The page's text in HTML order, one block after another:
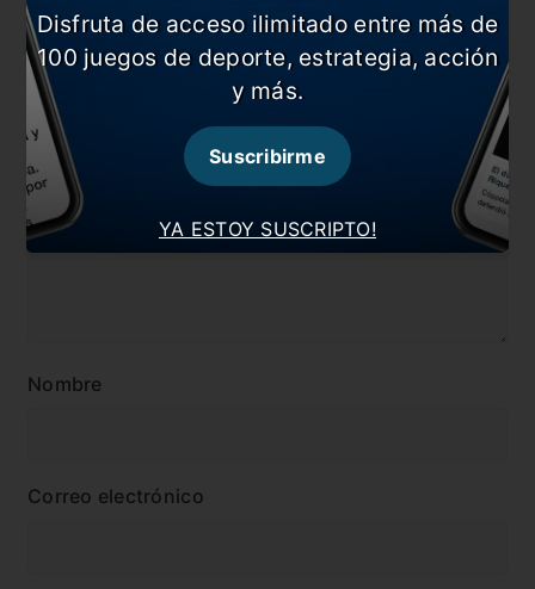
#Noticia
Comentarios
Dejá tu opinión acá!
Nombre
Correo electrónico
YA ESTOY SUSCRIPTO!
Disfruta de acceso ilimitado entre más de
100 juegos de deporte, estrategia, acción
y más.
Suscribirme